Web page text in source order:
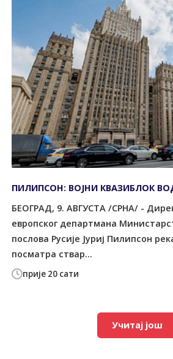
прије 20 сати
ПИЛИПСОН: ВОЈНИ КВАЗИБЛОК
БЕОГРАД, 9. АВГУСТА /СРНА/ -
европског департмана
послова Русије Јуриј Пилипсон
посматра ствар...
Учитај још